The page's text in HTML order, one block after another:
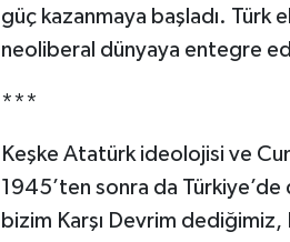
güç kazanmaya başladı. Türk
neoliberal dünyaya entegre
***
Keşke Atatürk ideolojisi ve
1945’ten sonra da
bizim Karşı Devrim dediğimiz,